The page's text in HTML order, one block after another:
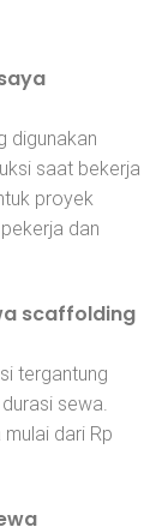
digunakan
saat bekerja
proyek
dan
scaffolding
tergantung
sewa.
dari Rp